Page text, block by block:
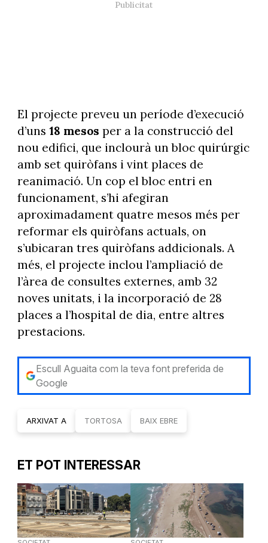
El projecte preveu un període d’execució
d’uns 18 mesos per a la construcció del
nou edifici, que inclourà un bloc quirúrgic
amb set quiròfans i vint places de
reanimació. Un cop el bloc entri en
funcionament, s’hi afegiran
aproximadament quatre mesos més per
reformar els quiròfans actuals, on
s’ubicaran tres quiròfans addicionals. A
més, el projecte inclou l’ampliació de
l’àrea de consultes externes, amb 32
noves unitats, i la incorporació de 28
places a l’hospital de dia, entre altres
prestacions.
Escull Aguaita com la teva font preferida de
Google
ARXIVAT A TORTOSA BAIX EBRE
ET POT INTERESSAR